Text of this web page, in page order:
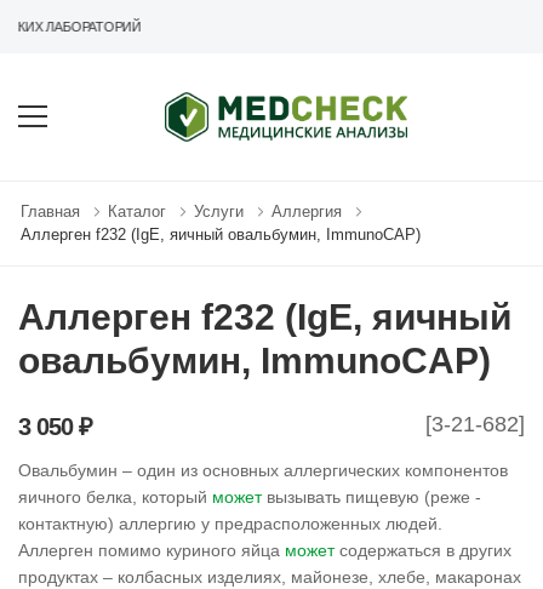
ЛАБОРАТОРИЙ
Главная Каталог Услуги
Аллергия
Аллерген f232 (IgE, яичный овальбумин, ImmunoCAP)
Аллерген f232 (IgE, яичный
овальбумин, ImmunoCAP)
[3-21-682]
3 050 ₽
Овальбумин – один из основных аллергических компонентов
яичного белка, который можетвызывать пищевую (реже -
контактную) аллергию у предрасположенных людей.
Аллерген помимо куриного яйца можетсодержаться в других
продуктах – колбасных изделиях, майонезе, хлебе, макаронах